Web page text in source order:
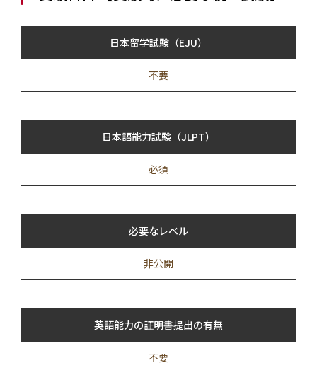
日本留学試験（EJU）
不要
日本語能力試験（JLPT）
必須
必要なレベル
非公開
英語能力の証明書提出の有無
不要